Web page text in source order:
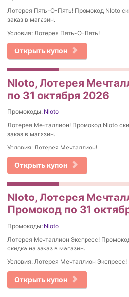
Лотерея Пять-О-Пять! Промокод Nloto
заказ в магазин.
Условия: Лотерея Пять-О-Пять!
Открыть купон
Nloto, Лотерея
по 31 октября 2026
Промокоды: Nloto
Лотерея Мечталлион! Промокод Nloto
заказ в магазин.
Условия: Лотерея Мечталлион!
Открыть купон
Nloto, Лотерея
Промокод по 31
Промокоды: Nloto
Лотерея Мечталлион Экспресс!
скидка на заказ в магазин.
Условия: Лотерея Мечталлион Экспресс!
Открыть купон